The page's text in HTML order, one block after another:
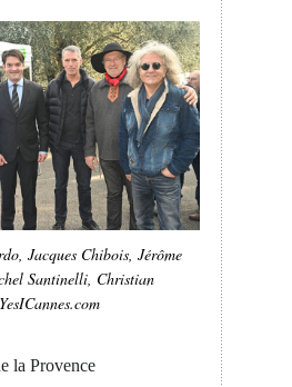
Jacques Chibois, Jérôme
Santinelli, Christian
la Provence